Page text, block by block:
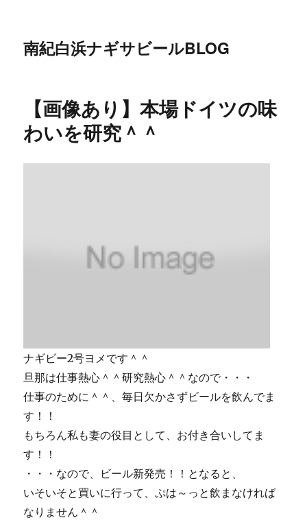
南紀白浜ナギサビールBLOG
【画像あり】本場ドイツの味
わいを研究＾＾
ナギビー2号ヨメです＾＾
旦那は仕事熱心＾＾研究熱心＾＾なので・・・
仕事のために＾＾、毎日欠かさずビールを飲んでま
す！！
もちろん私も妻の役目として、お付き合いしてま
す！！
・・・なので、ビール新発売！！となると、
いそいそと買いに行って、ぷは～っと飲まなければ
なりません＾＾